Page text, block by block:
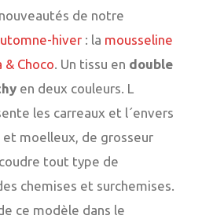
de notre
hiver : la mousseline
& Choco. Un tissu en double
en deux couleurs. L
les carreaux et l´envers
et moelleux, de grosseur
tout type de
chemises et surchemises.
ce modèle dans le